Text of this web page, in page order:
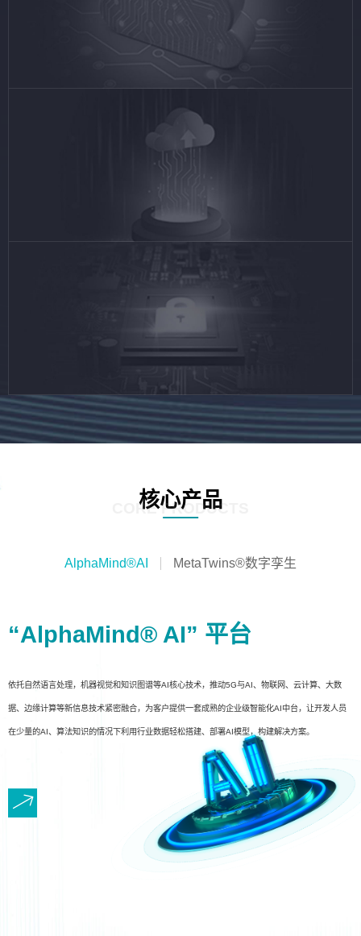
核心产品
CORE PRODUCTS
AlphaMind®AI MetaTwins®数字孪生
“AlphaMind® AI” 平台
依托自然语言处理，机器视觉和知识图谱等AI核心技术，推动5G与AI、物联网、云计算、大数
据、边缘计算等新信息技术紧密融合，为客户提供一套成熟的企业级智能化AI中台，让开发人员
在少量的AI、算法知识的情况下利用行业数据轻松搭建、部署AI模型，构建解决方案。